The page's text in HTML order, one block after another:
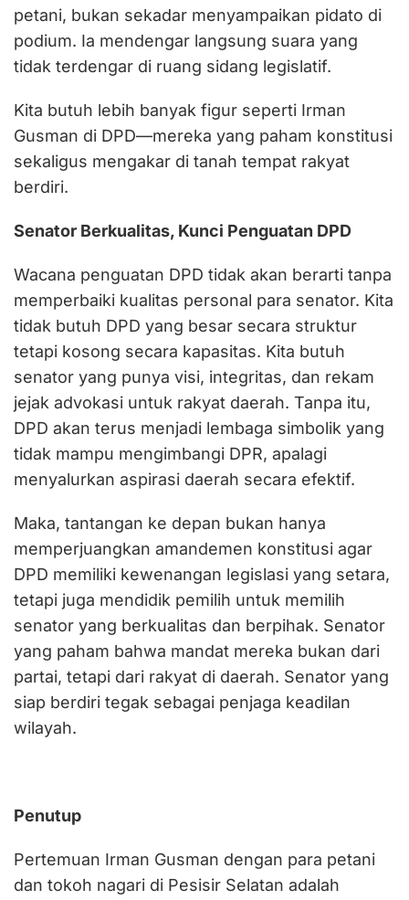
petani, bukan sekadar menyampaikan pidato di
podium. Ia mendengar langsung suara yang
tidak terdengar di ruang sidang legislatif.
Kita butuh lebih banyak figur seperti Irman
Gusman di DPD—mereka yang paham konstitusi
sekaligus mengakar di tanah tempat rakyat
berdiri.
Senator Berkualitas, Kunci Penguatan DPD
Wacana penguatan DPD tidak akan berarti tanpa
memperbaiki kualitas personal para senator. Kita
tidak butuh DPD yang besar secara struktur
tetapi kosong secara kapasitas. Kita butuh
senator yang punya visi, integritas, dan rekam
jejak advokasi untuk rakyat daerah. Tanpa itu,
DPD akan terus menjadi lembaga simbolik yang
tidak mampu mengimbangi DPR, apalagi
menyalurkan aspirasi daerah secara efektif.
Maka, tantangan ke depan bukan hanya
memperjuangkan amandemen konstitusi agar
DPD memiliki kewenangan legislasi yang setara,
tetapi juga mendidik pemilih untuk memilih
senator yang berkualitas dan berpihak. Senator
yang paham bahwa mandat mereka bukan dari
partai, tetapi dari rakyat di daerah. Senator yang
siap berdiri tegak sebagai penjaga keadilan
wilayah.
Penutup
Pertemuan Irman Gusman dengan para petani
dan tokoh nagari di Pesisir Selatan adalah